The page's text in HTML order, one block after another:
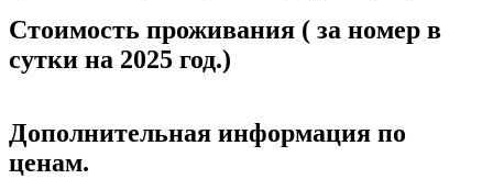
Стоимость проживания ( за номер в
сутки на 2025 год.)
Дополнительная информация по
ценам.